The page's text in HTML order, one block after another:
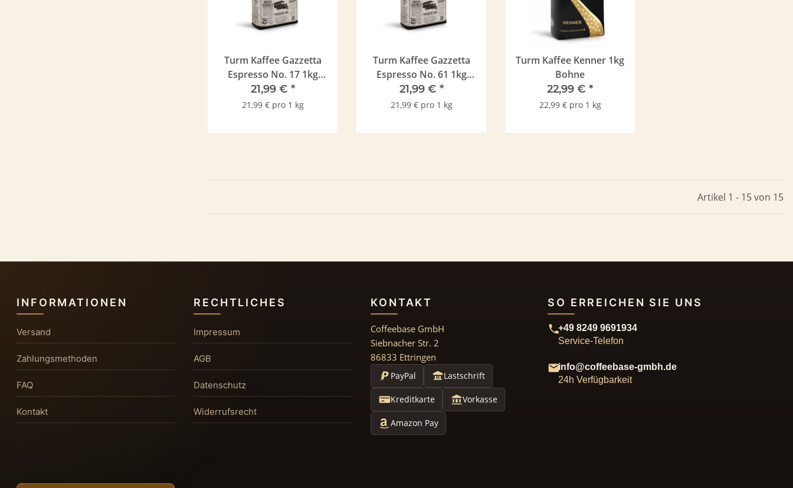
Turm Kaffee Gazzetta
Espresso No. 17 1kg
Bohne
21,99 € *
21,99 € pro 1 kg
Turm Kaffee Gazzetta
Espresso No. 61 1kg
Bohne
21,99 € *
21,99 € pro 1 kg
Turm Kaffee Kenner 1kg
Bohne
22,99 € *
22,99 € pro 1 kg
Artikel 1 - 15 von 15
INFORMATIONEN
Versand
Zahlungsmethoden
FAQ
Kontakt
RECHTLICHES
Impressum
AGB
Datenschutz
Widerrufsrecht
KONTAKT
Coffeebase GmbH
Siebnacher Str. 2
86833 Ettringen
PayPal Lastschrift
Kreditkarte Vorkasse
Amazon Pay
SO ERREICHEN SIE UNS
+49 8249 9691934
Service-Telefon
info@coffeebase-gmbh.de
24h Verfügbarkeit